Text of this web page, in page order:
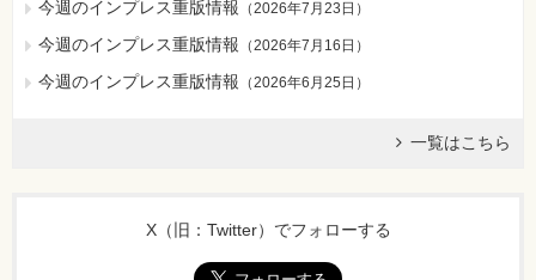
今週のインプレス重版情報 （2026年7月23日 ）
今週のインプレス重版情報 （2026年7月16日 ）
今週のインプレス重版情報 （2026年6月25日 ）
一覧はこちら
X（旧：Twitter）でフォローする